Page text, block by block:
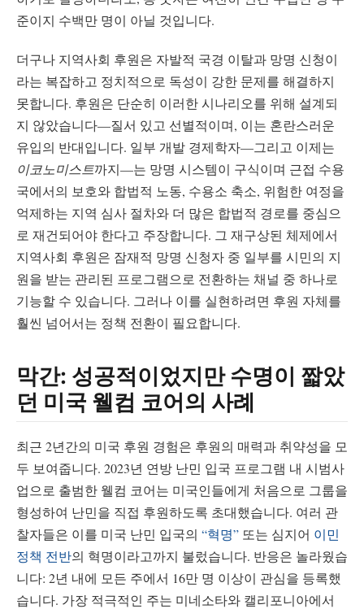
준이지 수백만 명이 아닐 것입니다.
더구나 지역사회 후원은 자발적 국경 이탈과 망명 신청이
라는 복잡하고 정치적으로 독성이 강한 문제를 해결하지
못합니다. 후원은 단순히 이러한 시나리오를 위해 설계되
지 않았습니다—질서 있고 선별적이며, 이는 혼란스러운
유입의 반대입니다. 일부 개발 경제학자—그리고 이제는
이코노미스트까지—는 망명 시스템이 구식이며 근접 수용
국에서의 보호와 합법적 노동, 수용소 축소, 위험한 여정을
억제하는 지역 심사 절차와 더 많은 합법적 경로를 중심으
로 재건되어야 한다고 주장합니다. 그 재구상된 체제에서
지역사회 후원은 잠재적 망명 신청자 중 일부를 시민의 지
원을 받는 관리된 프로그램으로 전환하는 채널 중 하나로
기능할 수 있습니다. 그러나 이를 실현하려면 후원 자체를
훨씬 넘어서는 정책 전환이 필요합니다.
막간: 성공적이었지만 수명이 짧았
던 미국 웰컴 코어의 사례
최근 2년간의 미국 후원 경험은 후원의 매력과 취약성을 모
두 보여줍니다. 2023년 연방 난민 입국 프로그램 내 시범사
업으로 출범한 웰컴 코어는 미국인들에게 처음으로 그룹을
형성하여 난민을 직접 후원하도록 초대했습니다. 여러 관
찰자들은 이를 미국 난민 입국의 “혁명” 또는 심지어 이민
정책 전반의 혁명이라고까지 불렀습니다. 반응은 놀라웠습
니다: 2년 내에 모든 주에서 16만 명 이상이 관심을 등록했
습니다. 가장 적극적인 주는 미네소타와 캘리포니아에서